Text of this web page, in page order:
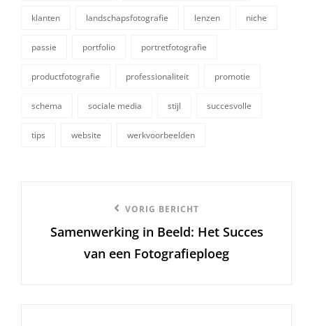
klanten landschapsfotografie lenzen niche
passie portfolio portretfotografie
productfotografie professionaliteit promotie
schema sociale media stijl succesvolle
tips website werkvoorbeelden
bericht
VORIG BERICHT
Samenwerking in Beeld: Het Succes
van een Fotografieploeg